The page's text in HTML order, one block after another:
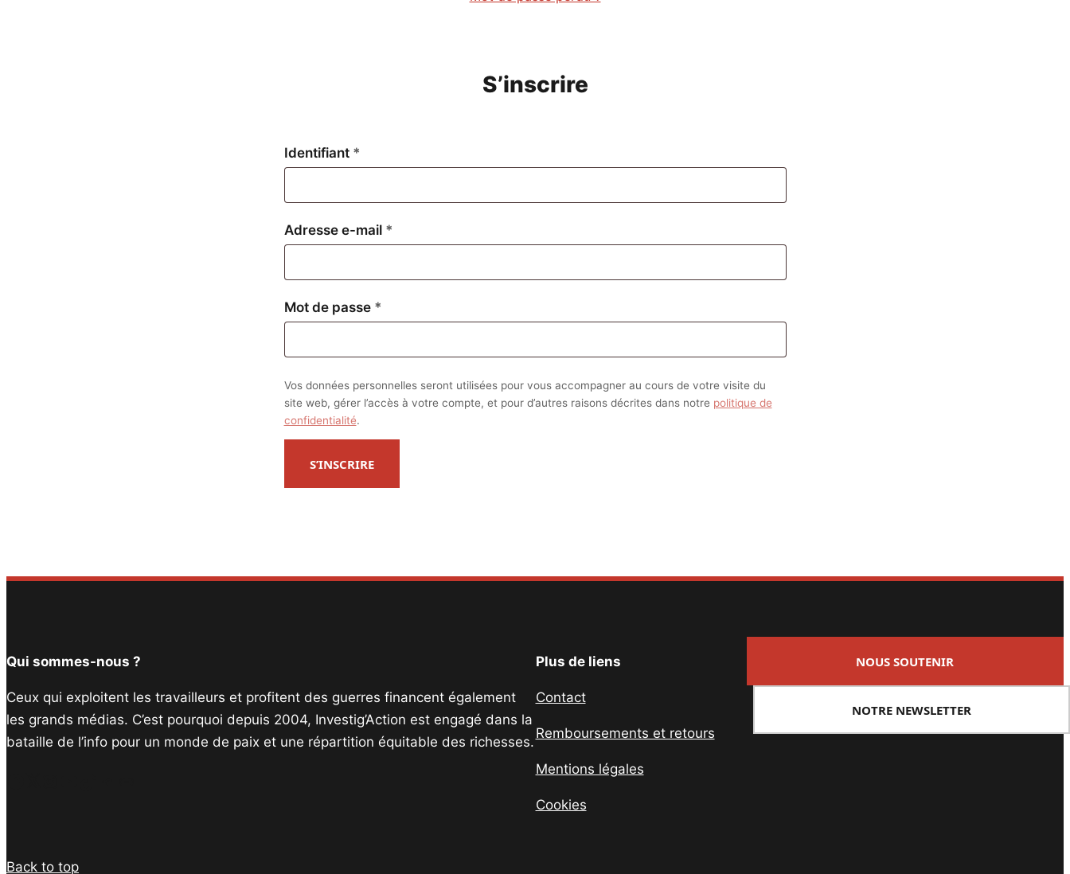
S’inscrire
Identifiant *
Adresse e-mail *
Mot de passe *
Vos données personnelles seront utilisées pour vous accompagner au cours de votre visite du
site web, gérer l’accès à votre compte, et pour d’autres raisons décrites dans notre politique de
confidentialité.
S’INSCRIRE
Qui sommes-nous ?
Ceux qui exploitent les travailleurs et profitent des guerres financent également
les grands médias. C’est pourquoi depuis 2004, Investig’Action est engagé dans la
bataille de l’info pour un monde de paix et une répartition équitable des richesses.
Plus de liens
Contact
Remboursements et retours
Mentions légales
Cookies
NOUS SOUTENIR
NOTRE NEWSLETTER
Back to top